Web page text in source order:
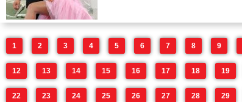
1 2 3 4 5 6 7 8 9
12 13 14 15 16 17 18 19
22 23 24 25 26 27 28 29